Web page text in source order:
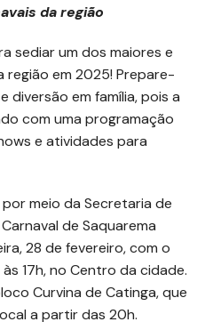
da região
sediar um dos maiores e
região em 2025! Prepare-
diversão em família, pois a
com uma programação
e atividades para
meio da Secretaria de
de Saquarema
28 de fevereiro, com o
17h, no Centro da cidade.
Curvina de Catinga, que
a partir das 20h.